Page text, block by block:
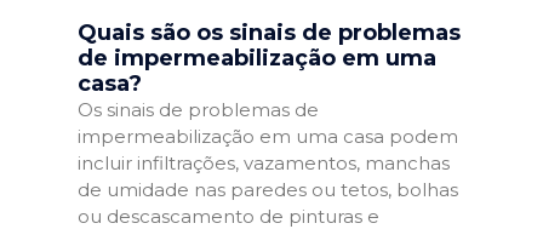
Quais são os sinais de problemas
de impermeabilização em uma
casa?
Os sinais de problemas de
impermeabilização em uma casa podem
incluir infiltrações, vazamentos, manchas
de umidade nas paredes ou tetos, bolhas
ou descascamento de pinturas e